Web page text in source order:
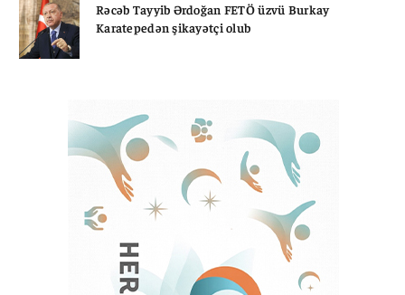
Rəcəb Tayyib Ərdoğan FETÖ üzvü Burkay
Karatepedən şikayətçi olub